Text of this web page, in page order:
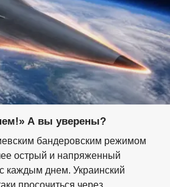
А вы уверены?
бандеровским режимом
острый и напряженный
каждым днем. Украинский
просочиться через